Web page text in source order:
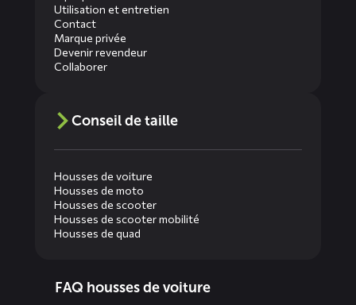
Utilisation et entretien
Contact
Marque privée
Devenir revendeur
Collaborer
Conseil de taille
Housses de voiture
Housses de moto
Housses de scooter
Housses de scooter mobilité
Housses de quad
menusFAQ housses de voiture